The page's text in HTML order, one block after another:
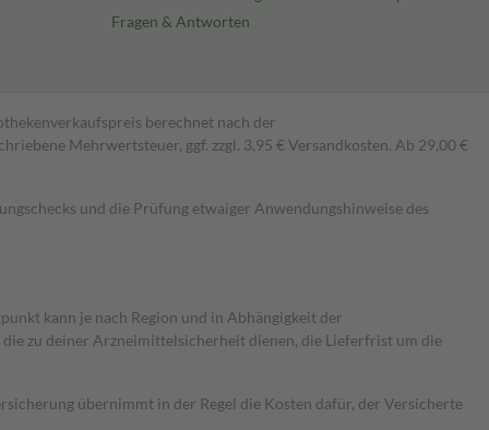
Fragen & Antworten
berechnet nach der
Mehrwertsteuer, ggf. zzgl. 3,95 € Versandkosten. Ab 29,00 €
und die Prüfung etwaiger Anwendungshinweise des
kann je nach Region und in Abhängigkeit der
zu deiner Arzneimittelsicherheit dienen, die Lieferfrist um die
übernimmt in der Regel die Kosten dafür, der Versicherte